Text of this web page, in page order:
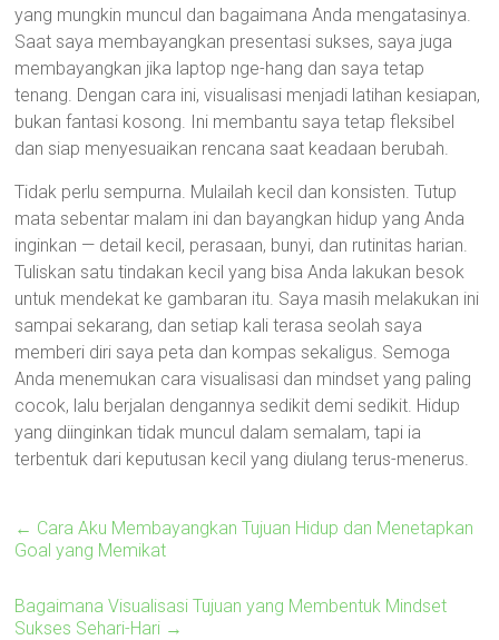
yang mungkin muncul dan bagaimana Anda mengatasinya.
Saat saya membayangkan presentasi sukses, saya juga
membayangkan jika laptop nge-hang dan saya tetap
tenang. Dengan cara ini, visualisasi menjadi latihan kesiapan,
bukan fantasi kosong. Ini membantu saya tetap fleksibel
dan siap menyesuaikan rencana saat keadaan berubah.
Tidak perlu sempurna. Mulailah kecil dan konsisten. Tutup
mata sebentar malam ini dan bayangkan hidup yang Anda
inginkan — detail kecil, perasaan, bunyi, dan rutinitas harian.
Tuliskan satu tindakan kecil yang bisa Anda lakukan besok
untuk mendekat ke gambaran itu. Saya masih melakukan ini
sampai sekarang, dan setiap kali terasa seolah saya
memberi diri saya peta dan kompas sekaligus. Semoga
Anda menemukan cara visualisasi dan mindset yang paling
cocok, lalu berjalan dengannya sedikit demi sedikit. Hidup
yang diinginkan tidak muncul dalam semalam, tapi ia
terbentuk dari keputusan kecil yang diulang terus-menerus.
← Cara Aku Membayangkan Tujuan Hidup dan Menetapkan
Goal yang Memikat
Bagaimana Visualisasi Tujuan yang Membentuk Mindset
Sukses Sehari-Hari →